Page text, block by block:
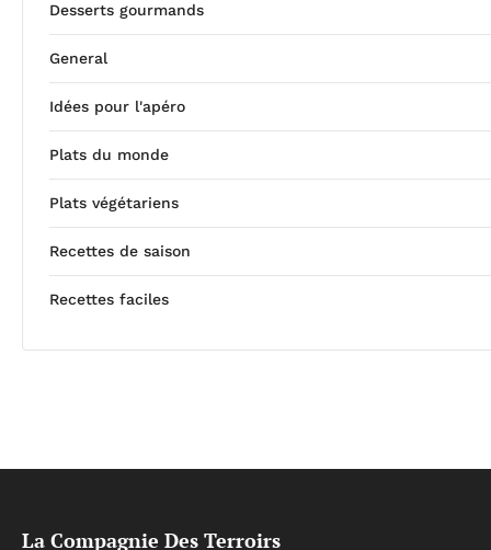
Desserts gourmands
General
Idées pour l'apéro
Plats du monde
Plats végétariens
Recettes de saison
Recettes faciles
La Compagnie Des Terroirs